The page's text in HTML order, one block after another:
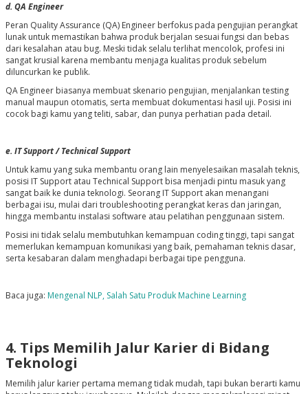
d. QA Engineer
Peran Quality Assurance (QA) Engineer berfokus pada pengujian perangkat
lunak untuk memastikan bahwa produk berjalan sesuai fungsi dan bebas
dari kesalahan atau bug. Meski tidak selalu terlihat mencolok, profesi ini
sangat krusial karena membantu menjaga kualitas produk sebelum
diluncurkan ke publik.
QA Engineer biasanya membuat skenario pengujian, menjalankan testing
manual maupun otomatis, serta membuat dokumentasi hasil uji. Posisi ini
cocok bagi kamu yang teliti, sabar, dan punya perhatian pada detail.
e. IT Support / Technical Support
Untuk kamu yang suka membantu orang lain menyelesaikan masalah teknis,
posisi IT Support atau Technical Support bisa menjadi pintu masuk yang
sangat baik ke dunia teknologi. Seorang IT Support akan menangani
berbagai isu, mulai dari troubleshooting perangkat keras dan jaringan,
hingga membantu instalasi software atau pelatihan penggunaan sistem.
Posisi ini tidak selalu membutuhkan kemampuan coding tinggi, tapi sangat
memerlukan kemampuan komunikasi yang baik, pemahaman teknis dasar,
serta kesabaran dalam menghadapi berbagai tipe pengguna.
Baca juga: Mengenal NLP, Salah Satu Produk Machine Learning
4. Tips Memilih Jalur Karier di Bidang
Teknologi
Memilih jalur karier pertama memang tidak mudah, tapi bukan berarti kamu